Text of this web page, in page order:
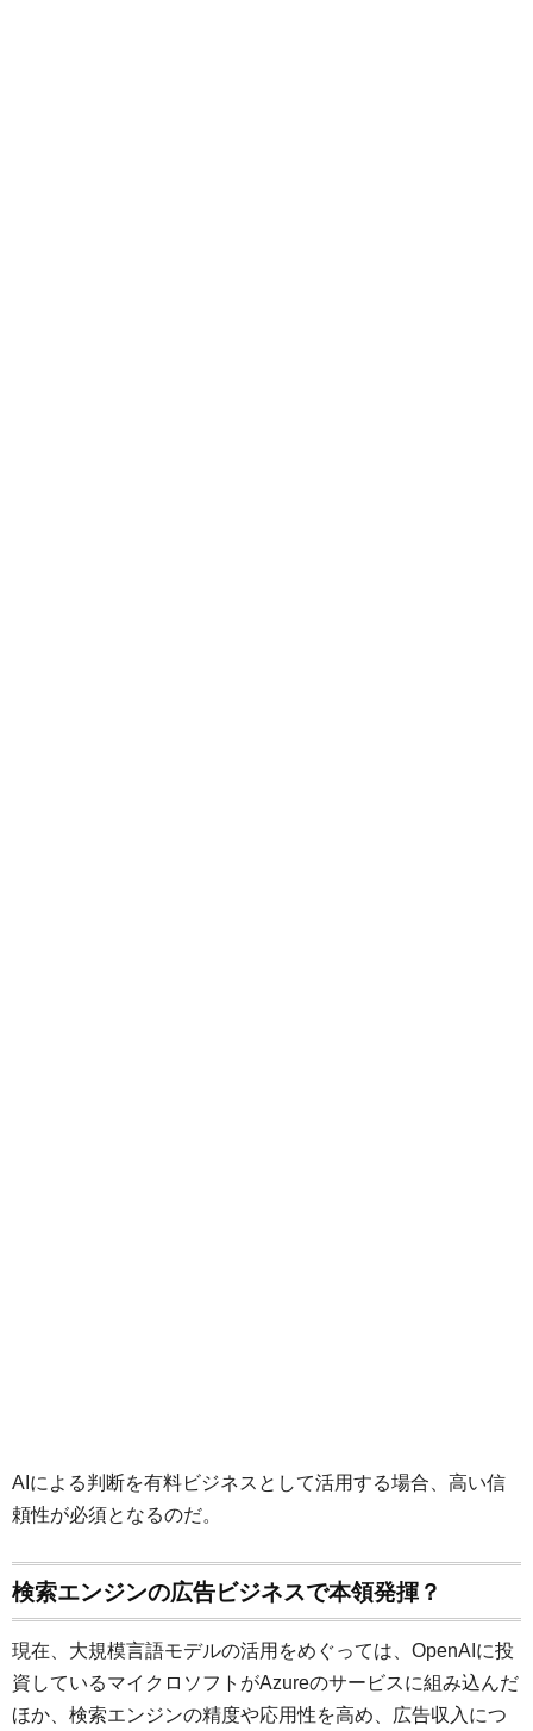
AIによる判断を有料ビジネスとして活用する場合、高い信
頼性が必須となるのだ。
検索エンジンの広告ビジネスで本領発揮？
現在、大規模言語モデルの活用をめぐっては、OpenAIに投
資しているマイクロソフトがAzureのサービスに組み込んだ
ほか、検索エンジンの精度や応用性を高め、広告収入につ